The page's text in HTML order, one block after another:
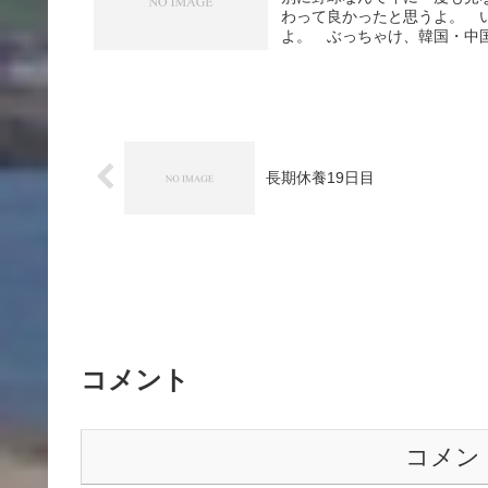
わって良かったと思うよ。
よ。 ぶっちゃけ、韓国・中
長期休養19日目
コメント
コメン